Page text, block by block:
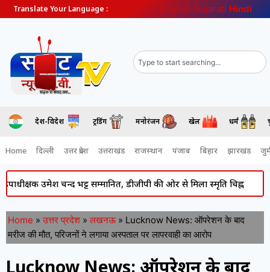
Translate Your Language : English Gujarati Hindi
देश-विदेश ट्रेंडिंग मनोरंजन खेल धर्म
Home दिल्ली उत्तर प्रदेश उत्तराखंड राजस्थान पंजाब बिहार झारखंड
चन्द भट्ट सम्मानित, डीजीपी की ओर से मिला स्मृति चिह्न Atiq
Home » उत्तर प्रदेश » लखनऊ » Lucknow News: ऑपरेशन के बाद
मरीज की मौत, परिजनों ने लगाया अस्पताल पर लापरवाही का आरोप
Lucknow News: ऑपरेशन के बाद